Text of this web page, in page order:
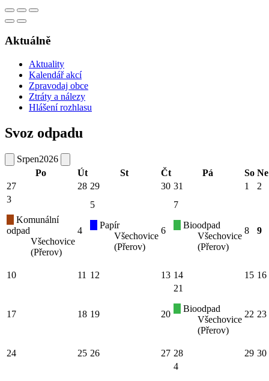
Aktuálně
Aktuality
Kalendář akcí
Zpravodaj obce
Ztráty a nálezy
Hlášení rozhlasu
Svoz odpadu
Srpen2026
Po
Út St Čt Pá So Ne
27
28 29 30 31 1
2
3
Komunální
odpad
Všechovice
(Přerov)
4
5
Papír
Všechovice
(Přerov)
6
7
Bioodpad
Všechovice
(Přerov)
8 9
10 11 12 13 14 15 16
17 18 19 20
21
Bioodpad
Všechovice
(Přerov)
22 23
24 25 26 27 28 29 30
4